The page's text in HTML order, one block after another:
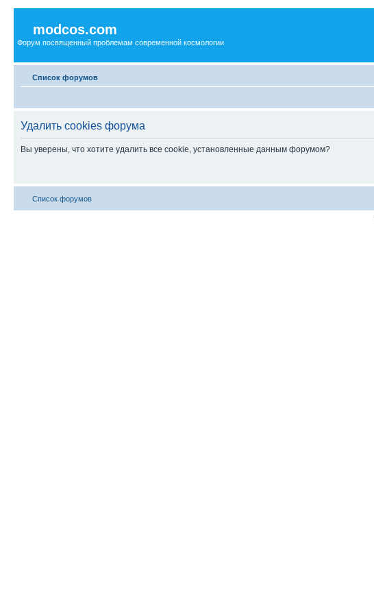
modcos.com
Форум посвященный проблемам современной космологии
Список форумов
Удалить cookies форума
Вы уверены, что хотите удалить все cookie, установленные данным форумом?
Список форумов